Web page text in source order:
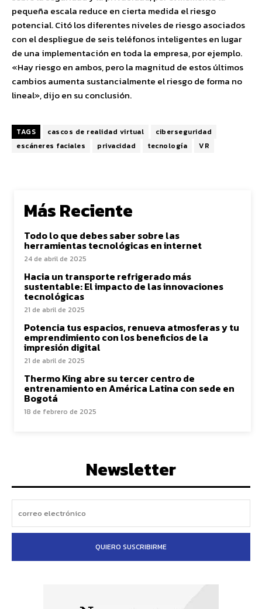
pequeña escala reduce en cierta medida el riesgo
potencial. Citó los diferentes niveles de riesgo asociados
con el despliegue de seis teléfonos inteligentes en lugar
de una implementación en toda la empresa, por ejemplo.
«Hay riesgo en ambos, pero la magnitud de estos últimos
cambios aumenta sustancialmente el riesgo de forma no
lineal», dijo en su conclusión.
TAGS cascos de realidad virtual
ciberseguridad
escáneres faciales
privacidad tecnología VR
Más Reciente
Todo lo que debes saber sobre las
herramientas tecnológicas en internet
24 de abril de 2025
Hacia un transporte refrigerado más
sustentable: El impacto de las innovaciones
tecnológicas
21 de abril de 2025
Potencia tus espacios, renueva atmosferas y tu
emprendimiento con los beneficios de la
impresión digital
21 de abril de 2025
Thermo King abre su tercer centro de
entrenamiento en América Latina con sede en
Bogotá
18 de febrero de 2025
Newsletter
QUIERO SUSCRIBIRME